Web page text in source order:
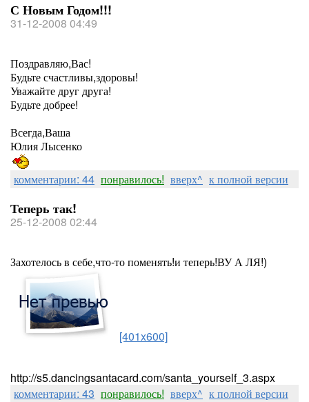
С Новым Годом!!!
31-12-2008 04:49
Поздравляю,Вас!
Будьте счастливы,здоровы!
Уважайте друг друга!
Будьте добрее!
Всегда,Ваша
Юлия Лысенко
комментарии: 44 понравилось! вверх^ к полной версии
Теперь так!
25-12-2008 02:44
Захотелось в себе,что-то поменять!и теперь!ВУ А ЛЯ!)
[401x600]
http://s5.dancingsantacard.com/santa_yourself_3.aspx
комментарии: 43 понравилось! вверх^ к полной версии